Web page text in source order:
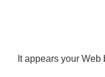
It appears your